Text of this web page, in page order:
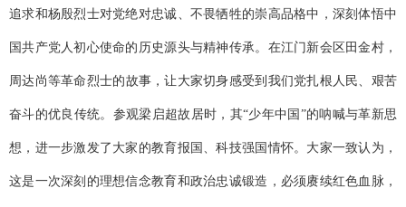
追求和杨殷烈士对党绝对忠诚、不畏牺牲的崇高品格中，深刻体悟中
国共产党人初心使命的历史源头与精神传承。在江门新会区田金村，
周达尚等革命烈士的故事，让大家切身感受到我们党扎根人民、艰苦
奋斗的优良传统。参观梁启超故居时，其“少年中国”的呐喊与革新思
想，进一步激发了大家的教育报国、科技强国情怀。大家一致认为，
这是一次深刻的理想信念教育和政治忠诚锻造，必须赓续红色血脉，